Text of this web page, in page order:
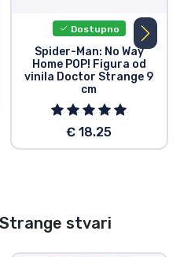
Dostupno
Spider-Man: No Way
Home POP! Figura od
vinila Doctor Strange 9
cm
€ 18.25
stvari